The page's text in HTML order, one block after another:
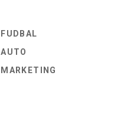
FUDBAL
AUTO
MARKETING